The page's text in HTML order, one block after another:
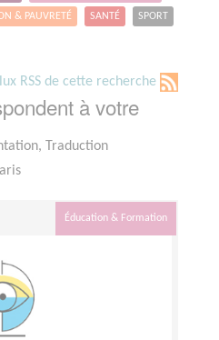
& PAUVRETÉ SANTÉ SPORT
RSS de cette recherche
à votre
Traduction
Éducation & Formation